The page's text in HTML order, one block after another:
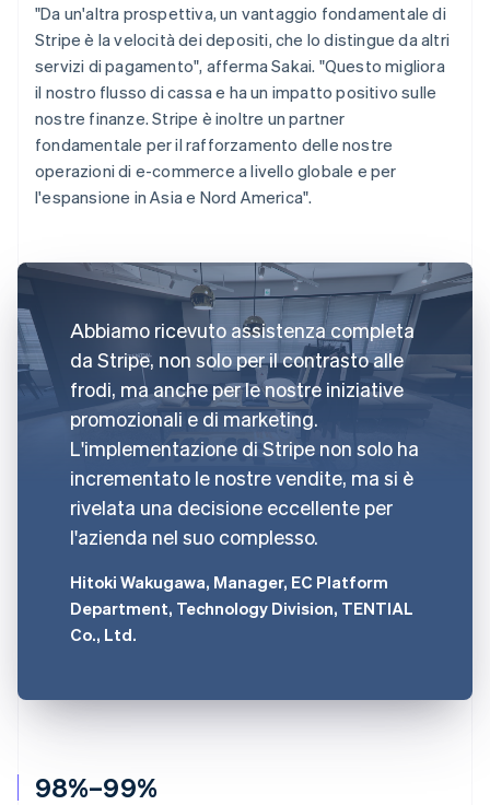
98%–99%
"Da un'altra prospettiva, un vantaggio fondamentale di
Stripe è la velocità dei depositi, che lo distingue da altri
servizi di pagamento", afferma Sakai. "Questo migliora
il nostro flusso di cassa e ha un impatto positivo sulle
nostre finanze. Stripe è inoltre un partner
fondamentale per il rafforzamento delle nostre
operazioni di e-commerce a livello globale e per
l'espansione in Asia e Nord America".
Abbiamo ricevuto assistenza completa
da Stripe, non solo per il contrasto alle
frodi, ma anche per le nostre iniziative
promozionali e di marketing.
L'implementazione di Stripe non solo ha
incrementato le nostre vendite, ma si è
rivelata una decisione eccellente per
l'azienda nel suo complesso.
Hitoki Wakugawa, Manager, EC Platform
Department, Technology Division, TENTIAL
Co., Ltd.